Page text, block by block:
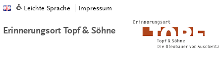
Leichte Sprache Impressum
Erinnerungsort Topf & Söhne